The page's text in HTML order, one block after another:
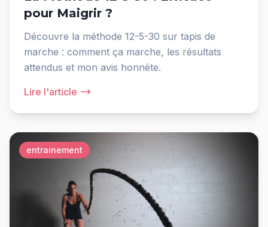
pour Maigrir ?
Découvre la méthode 12-5-30 sur tapis de
marche : comment ça marche, les résultats
attendus et mon avis honnête.
Lire l'article
entrainement